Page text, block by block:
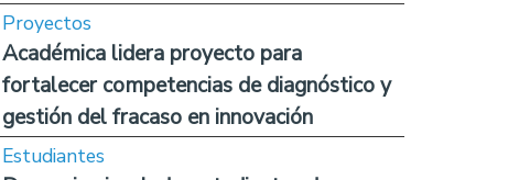
Proyectos
Académica lidera proyecto para
fortalecer competencias de diagnóstico y
gestión del fracaso en innovación
Estudiantes